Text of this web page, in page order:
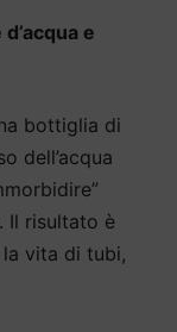
e
bottiglia di
dell’acqua
Il risultato è
la vita di tubi,